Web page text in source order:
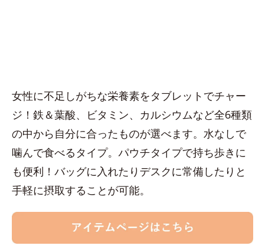
女性に不足しがちな栄養素をタブレットでチャー
ジ！鉄＆葉酸、ビタミン、カルシウムなど全6種類
の中から自分に合ったものが選べます。水なしで
噛んで食べるタイプ。パウチタイプで持ち歩きに
も便利！バッグに入れたりデスクに常備したりと
手軽に摂取することが可能。